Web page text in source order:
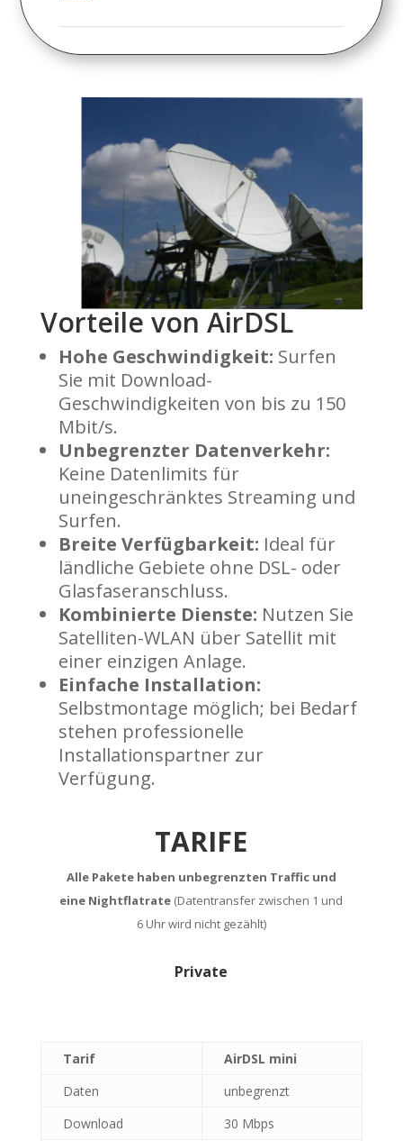
Vorteile von AirDSL
Hohe Geschwindigkeit: Surfen
Sie mit Download-
Geschwindigkeiten von bis zu 150
Mbit/s.
Unbegrenzter Datenverkehr:
Keine Datenlimits für
uneingeschränktes Streaming und
Surfen.
Breite Verfügbarkeit: Ideal für
ländliche Gebiete ohne DSL- oder
Glasfaseranschluss.
Kombinierte Dienste: Nutzen Sie
Satelliten-WLAN über Satellit mit
einer einzigen Anlage.
Einfache Installation:
Selbstmontage möglich; bei Bedarf
stehen professionelle
Installationspartner zur
Verfügung.
TARIFE
Alle Pakete haben unbegrenzten Traffic und
eine Nightflatrate (Datentransfer zwischen 1 und
6 Uhr wird nicht gezählt)
Private
Tarif
AirDSL mini
Daten
unbegrenzt
Download
30 Mbps